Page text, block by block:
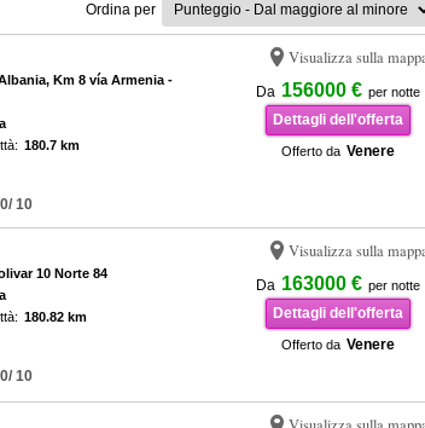
Ordina per
Visualizza sulla
Da 156000 € per notte
Dettagli dell'offerta
Offerto da Venere
Km 8 vía Armenia -
180.7 km
0/ 10
Visualizza sulla
Da 163000 € per notte
Dettagli dell'offerta
Offerto da Venere
10 Norte 84
180.82 km
0/ 10